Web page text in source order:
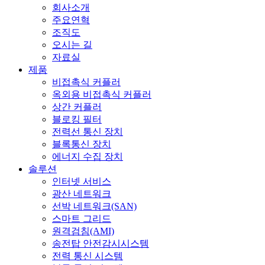
회사소개
주요연혁
조직도
오시는 길
자료실
제품
비접촉식 커플러
옥외용 비접촉식 커플러
상간 커플러
블로킹 필터
전력선 통신 장치
블록통신 장치
에너지 수집 장치
솔루션
인터넷 서비스
광산 네트워크
선박 네트워크(SAN)
스마트 그리드
원격검침(AMI)
송전탑 안전감시시스템
전력 통신 시스템